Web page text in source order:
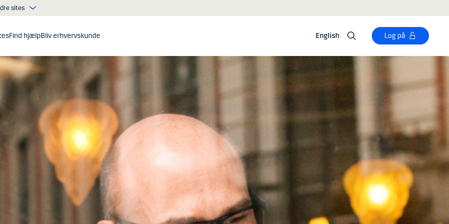
sites
Find hjælpBliv erhvervskunde English Log på